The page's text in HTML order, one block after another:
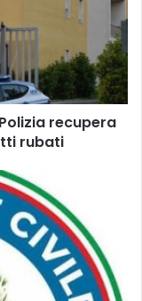
recupera
rubati